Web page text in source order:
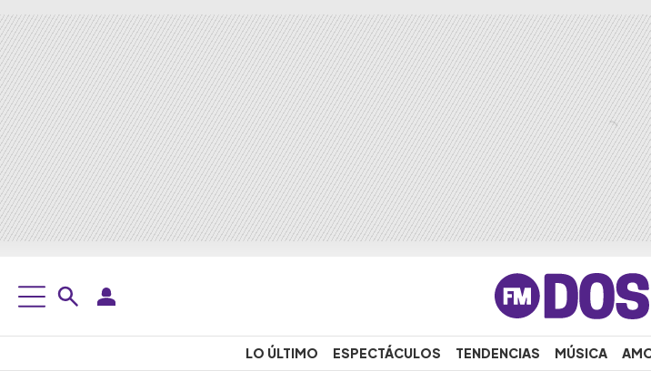
LO ÚLTIMO ESPECTÁCULOS TENDENCIAS MÚSICA